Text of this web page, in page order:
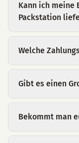
Kann ich meine
Packstation
Welche
Gibt es einen
Bekommt man